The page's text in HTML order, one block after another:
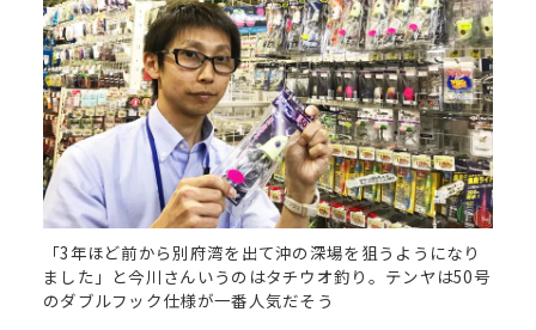
「3年ほど前から別府湾を出て沖の深場を狙うようになり
ました」と今川さんいうのはタチウオ釣り。テンヤは50号
のダブルフック仕様が一番人気だそう